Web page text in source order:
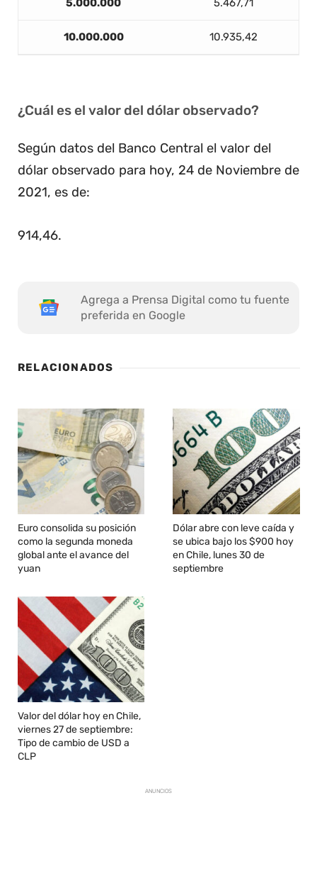
5.000.000 5.467,71
10.000.000 10.935,42
¿Cuál es el valor del dólar observado?
Según datos del Banco Central el valor del
dólar observado para hoy, 24 de Noviembre de
2021, es de:
914,46.
Agrega a Prensa Digital como tu fuente
preferida en Google
RELACIONADOS
Euro consolida su posición
como la segunda moneda
global ante el avance del
yuan
Dólar abre con leve caída y
se ubica bajo los $900 hoy
en Chile, lunes 30 de
septiembre
Valor del dólar hoy en Chile,
viernes 27 de septiembre:
Tipo de cambio de USD a
CLP
ANUNCIOS